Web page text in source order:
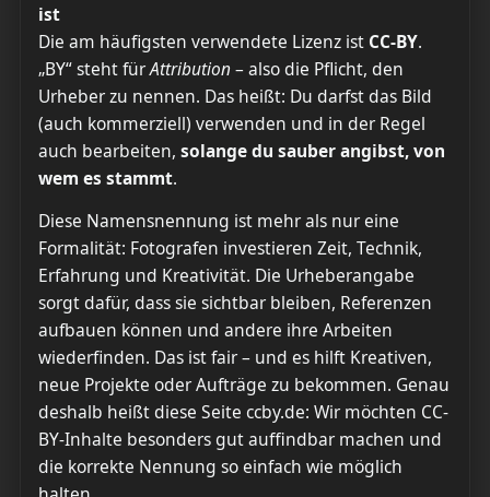
ist
Die am häufigsten verwendete Lizenz ist CC-BY.
„BY“ steht fürAttribution– also die Pflicht, den
Urheber zu nennen. Das heißt: Du darfst das Bild
(auch kommerziell) verwenden und in der Regel
auch bearbeiten, solange du sauber angibst, von
wem es stammt.
Diese Namensnennung ist mehr als nur eine
Formalität: Fotografen investieren Zeit, Technik,
Erfahrung und Kreativität. Die Urheberangabe
sorgt dafür, dass sie sichtbar bleiben, Referenzen
aufbauen können und andere ihre Arbeiten
wiederfinden. Das ist fair – und es hilft Kreativen,
neue Projekte oder Aufträge zu bekommen. Genau
deshalb heißt diese Seite ccby.de: Wir möchten CC-
BY-Inhalte besonders gut auffindbar machen und
die korrekte Nennung so einfach wie möglich